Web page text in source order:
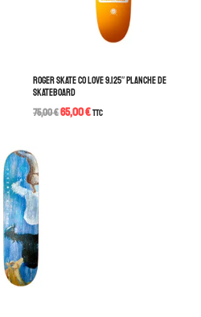
ROGER SKATE CO LOVE 9.125″ PLANCHE DE
SKATEBOARD
75,00€65,00€TTC